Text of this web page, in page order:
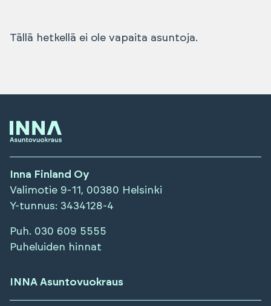
Tällä hetkellä ei ole vapaita asuntoja.
Inna Finland Oy
Valimotie 9-11, 00380 Helsinki
Y-tunnus: 3434128-4
Puh. 030 609 5555
Puheluiden hinnat
INNA Asuntovuokraus